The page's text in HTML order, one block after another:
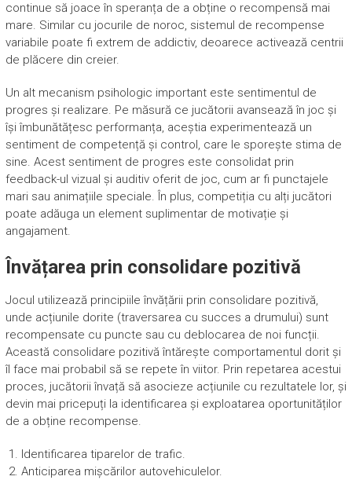
continue să joace în speranța de a obține o recompensă mai
mare. Similar cu jocurile de noroc, sistemul de recompense
variabile poate fi extrem de addictiv, deoarece activează centrii
de plăcere din creier.
Un alt mecanism psihologic important este sentimentul de
progres și realizare. Pe măsură ce jucătorii avansează în joc și
își îmbunătățesc performanța, aceștia experimentează un
sentiment de competență și control, care le sporește stima de
sine. Acest sentiment de progres este consolidat prin
feedback-ul vizual și auditiv oferit de joc, cum ar fi punctajele
mari sau animațiile speciale. În plus, competiția cu alți jucători
poate adăuga un element suplimentar de motivație și
angajament.
Învățarea prin consolidare pozitivă
Jocul utilizează principiile învățării prin consolidare pozitivă,
unde acțiunile dorite (traversarea cu succes a drumului) sunt
recompensate cu puncte sau cu deblocarea de noi funcții.
Această consolidare pozitivă întărește comportamentul dorit și
îl face mai probabil să se repete în viitor. Prin repetarea acestui
proces, jucătorii învață să asocieze acțiunile cu rezultatele lor, și
devin mai pricepuți la identificarea și exploatarea oportunităților
de a obține recompense.
Identificarea tiparelor de trafic.
Anticiparea mișcărilor autovehiculelor.